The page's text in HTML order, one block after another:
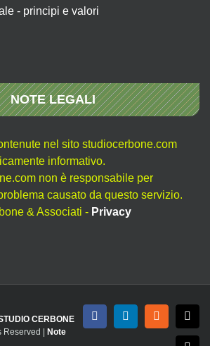
- principi e valori
NOTE LEGALI
nel sito studiocerbone.com
informativo.
non è responsabile per
causato da questo servizio.
& Associati - Privacy
CERBONE
Reserved |
Note
FacebookLinkedInRss X